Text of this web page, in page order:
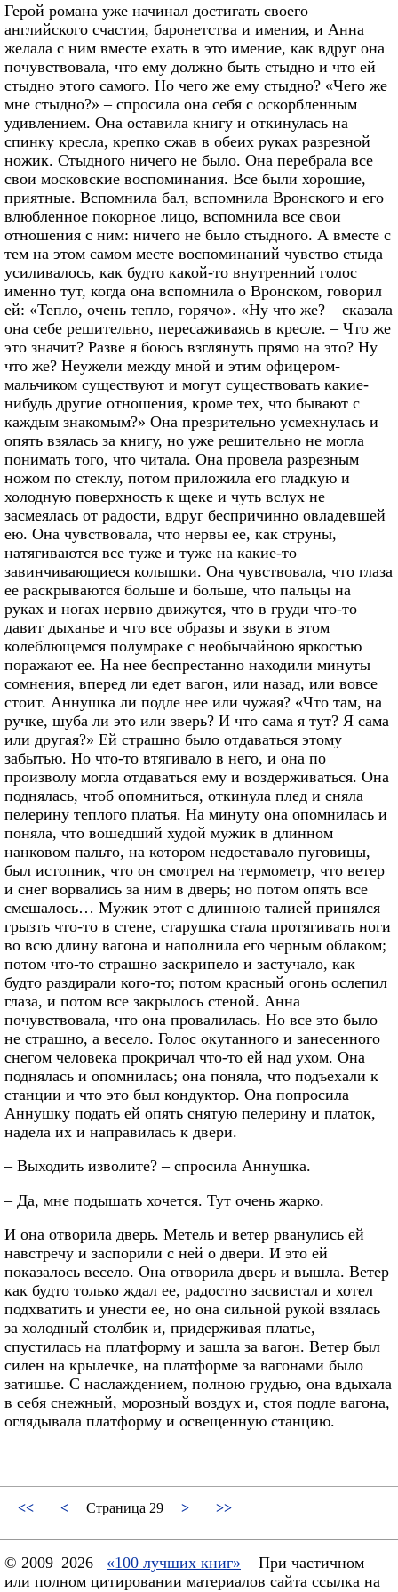
Герой романа уже начинал достигать своего
английского счастия, баронетства и имения, и Анна
желала с ним вместе ехать в это имение, как вдруг она
почувствовала, что ему должно быть стыдно и что ей
стыдно этого самого. Но чего же ему стыдно? «Чего же
мне стыдно?» – спросила она себя с оскорбленным
удивлением. Она оставила книгу и откинулась на
спинку кресла, крепко сжав в обеих руках разрезной
ножик. Стыдного ничего не было. Она перебрала все
свои московские воспоминания. Все были хорошие,
приятные. Вспомнила бал, вспомнила Вронского и его
влюбленное покорное лицо, вспомнила все свои
отношения с ним: ничего не было стыдного. А вместе с
тем на этом самом месте воспоминаний чувство стыда
усиливалось, как будто какой-то внутренний голос
именно тут, когда она вспомнила о Вронском, говорил
ей: «Тепло, очень тепло, горячо». «Ну что же? – сказала
она себе решительно, пересаживаясь в кресле. – Что же
это значит? Разве я боюсь взглянуть прямо на это? Ну
что же? Неужели между мной и этим офицером-
мальчиком существуют и могут существовать какие-
нибудь другие отношения, кроме тех, что бывают с
каждым знакомым?» Она презрительно усмехнулась и
опять взялась за книгу, но уже решительно не могла
понимать того, что читала. Она провела разрезным
ножом по стеклу, потом приложила его гладкую и
холодную поверхность к щеке и чуть вслух не
засмеялась от радости, вдруг беспричинно овладевшей
ею. Она чувствовала, что нервы ее, как струны,
натягиваются все туже и туже на какие-то
завинчивающиеся колышки. Она чувствовала, что глаза
ее раскрываются больше и больше, что пальцы на
руках и ногах нервно движутся, что в груди что-то
давит дыханье и что все образы и звуки в этом
колеблющемся полумраке с необычайною яркостью
поражают ее. На нее беспрестанно находили минуты
сомнения, вперед ли едет вагон, или назад, или вовсе
стоит. Аннушка ли подле нее или чужая? «Что там, на
ручке, шуба ли это или зверь? И что сама я тут? Я сама
или другая?» Ей страшно было отдаваться этому
забытью. Но что-то втягивало в него, и она по
произволу могла отдаваться ему и воздерживаться. Она
поднялась, чтоб опомниться, откинула плед и сняла
пелерину теплого платья. На минуту она опомнилась и
поняла, что вошедший худой мужик в длинном
нанковом пальто, на котором недоставало пуговицы,
был истопник, что он смотрел на термометр, что ветер
и снег ворвались за ним в дверь; но потом опять все
смешалось… Мужик этот с длинною талией принялся
грызть что-то в стене, старушка стала протягивать ноги
во всю длину вагона и наполнила его черным облаком;
потом что-то страшно заскрипело и застучало, как
будто раздирали кого-то; потом красный огонь ослепил
глаза, и потом все закрылось стеной. Анна
почувствовала, что она провалилась. Но все это было
не страшно, а весело. Голос окутанного и занесенного
снегом человека прокричал что-то ей над ухом. Она
поднялась и опомнилась; она поняла, что подъехали к
станции и что это был кондуктор. Она попросила
Аннушку подать ей опять снятую пелерину и платок,
надела их и направилась к двери.
– Выходить изволите? – спросила Аннушка.
– Да, мне подышать хочется. Тут очень жарко.
И она отворила дверь. Метель и ветер рванулись ей
навстречу и заспорили с ней о двери. И это ей
показалось весело. Она отворила дверь и вышла. Ветер
как будто только ждал ее, радостно засвистал и хотел
подхватить и унести ее, но она сильной рукой взялась
за холодный столбик и, придерживая платье,
спустилась на платформу и зашла за вагон. Ветер был
силен на крылечке, на платформе за вагонами было
затишье. С наслаждением, полною грудью, она вдыхала
в себя снежный, морозный воздух и, стоя подле вагона,
оглядывала платформу и освещенную станцию.
<< < Страница 29 > >>
© 2009–2026 «100 лучших книг»
При частичном
или полном цитировании материалов сайта ссылка на